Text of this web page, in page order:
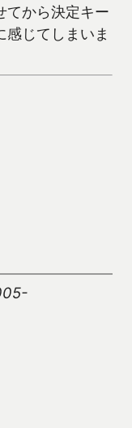
てから決定キー
感じてしまいま